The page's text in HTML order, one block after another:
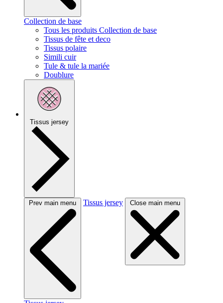
Collection de base
Tous les produits Collection de base
Tissus de fête et deco
Tissus polaire
Simili cuir
Tule & tule la mariée
Doublure
Tissus jersey
Prev main menu Tissus jersey Close main menu